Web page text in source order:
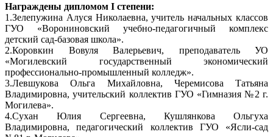
Награждены дипломом I степени:
1.Зелепужина Алуся Николаевна, учитель начальных классов
ГУО «Ворониновский учебно-педагогичный комплекс
детский сад-базовая школа».
2.Коровкин Вовуля Валерьевич, преподаватель УО
«Могилевский государственный экономический
профессионально-промышленный колледж».
3.Левшукова Ольга Михайловна, Черемисова Татьяна
Владимировна, учительский коллектив ГУО «Гимназия №2 г.
Могилева».
4.Сухан Юлия Сергеевна, Кушлянкова Ольгуха
Владимировна, педагогический коллектив ГУО «Ясли-сад